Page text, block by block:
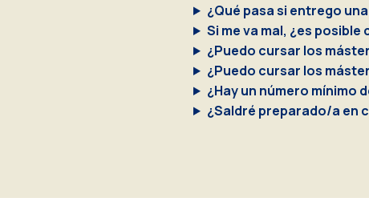
¿Qué pasa si entrego
Si me va mal, ¿es
¿Puedo cursar los
¿Puedo cursar los
¿Hay un número mínimo
¿Saldré preparado/a en